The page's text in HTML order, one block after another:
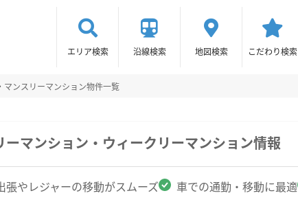
エリア検索 沿線検索 地図検索 こだわり検索
マンスリーマンション物件一覧
マンション・ウィークリーマンション情報
張やレジャーの移動がスムーズ 車での通勤・移動に最適